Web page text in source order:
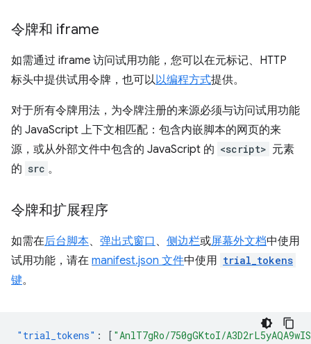
令牌和 iframe
如需通过 iframe 访问试用功能，您可以在元标记、HTTP
标头中提供试用令牌，也可以以编程方式提供。
对于所有令牌用法，为令牌注册的来源必须与访问试用功能
的 JavaScript 上下文相匹配：包含内嵌脚本的网页的来
源，或从外部文件中包含的 JavaScript 的 <script> 元素
的 src 。
令牌和扩展程序
如需在后台脚本、 弹出式窗口 、 侧边栏或屏幕外文档中使用
试用功能，请在 manifest.json 文件中使用 trial_tokens
键。
"trial_tokens" : [ "AnlT7gRo/750gGKtoI/